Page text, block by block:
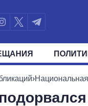
ПРЕЗИДЕНТ И
›